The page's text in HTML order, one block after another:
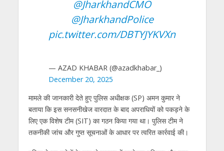
@JharkhandCMO
@JharkhandPolice
pic.twitter.com/DBTYJYKVXn
— AZAD KHABAR (@azadkhabar_)
December 20, 2025
मामले की जानकारी देते हुए पुलिस अधीक्षक (SP) अमन कुमार ने
बताया कि इस सनसनीखेज वारदात के बाद अपराधियों को पकड़ने के
लिए एक विशेष टीम (SIT) का गठन किया गया था। पुलिस टीम ने
तकनीकी जांच और गुप्त सूचनाओं के आधार पर त्वरित कार्रवाई की।